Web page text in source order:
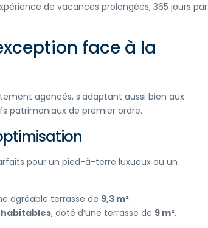
de vacances prolongées, 365 jours par
face à la
agencés, s’adaptant aussi bien aux
patrimoniaux de premier ordre.
pour un pied-à-terre luxueux ou un
agréable terrasse de 9,3 m².
habitables, doté d’une terrasse de 9 m².